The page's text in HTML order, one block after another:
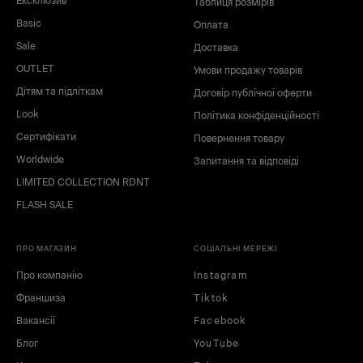
рожевий
Basic
Sale
OUTLET
Дітям та підліткам
Look
Сертифікати
Worldwide
LIMITED COLLECTION RDNT
FLASH SALE
Таблиця розмірів
Оплата
Доставка
Умови продажу товарів
Договір публічної оферти
Політика конфіденційності
Повернення товару
Запитання та відповіді
ПРО МАГАЗИН
Про компанію
Франшиза
Вакансії
Блог
СОЦІАЛЬНІ МЕРЕЖІ
Instagram
Tiktok
Facebook
YouTube